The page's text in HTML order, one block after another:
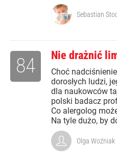
Sebastian
Nie drażnić
Choć
dorosłych ludzi,
dla naukowców
polski badacz
Co alergolog
Na tyle dużo, by
84
Olga Woźniak